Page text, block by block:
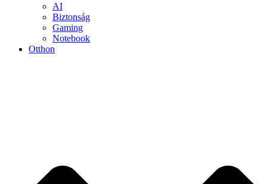
AI
Biztonság
Gaming
Notebook
Otthon